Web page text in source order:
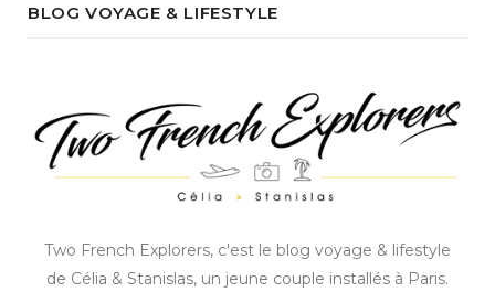
BLOG VOYAGE & LIFESTYLE
Two French Explorers, c'est le blog voyage & lifestyle
de Célia & Stanislas, un jeune couple installés à Paris.